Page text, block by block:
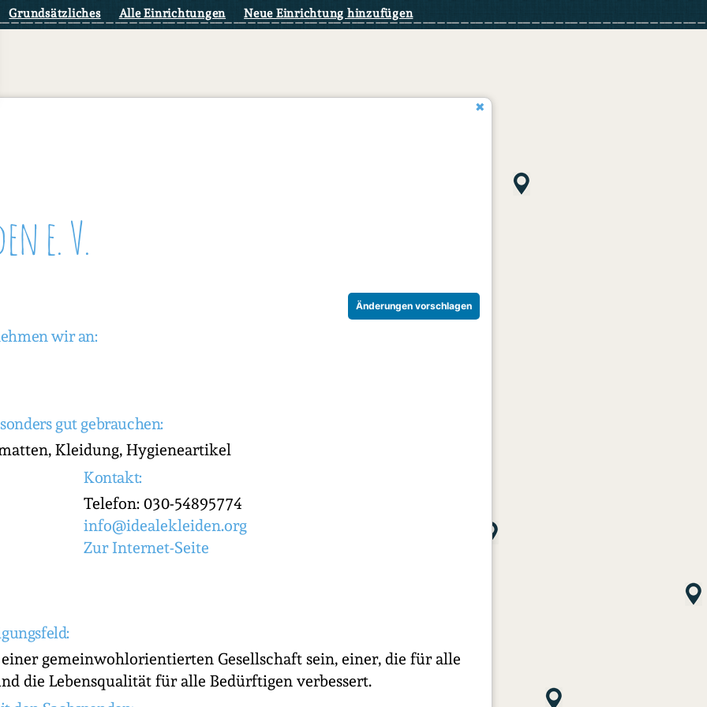
Grundsätzliches Alle Einrichtungen Neue Einrichtung hinzufügen
e. V.
Änderungen vorschlagen
wir an:
gut gebrauchen:
Kleidung, Hygieneartikel
Kontakt:
Telefon: 030-54895774
info@idealekleiden.org
Zur Internet-Seite
gemeinwohlorientierten Gesellschaft sein, einer, die für alle
die Lebensqualität für alle Bedürftigen verbessert.